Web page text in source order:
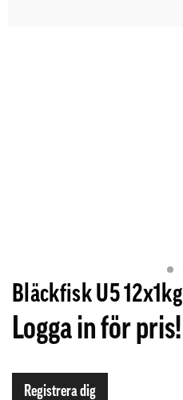
Bläckfisk U5 12x1kg
Logga in för pris!
Registrera dig